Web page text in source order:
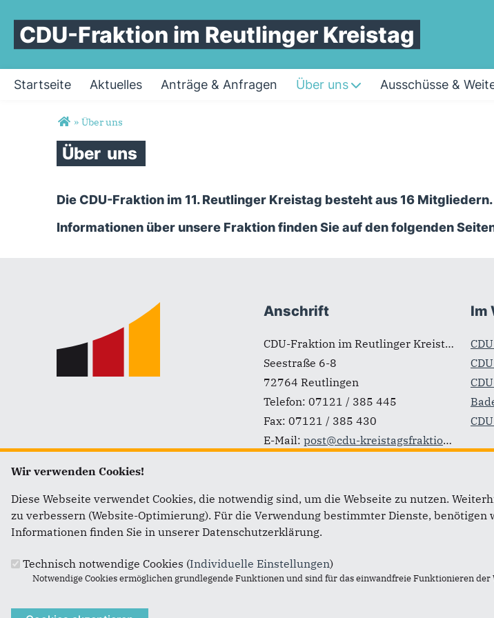
CDU-Fraktion im Reutlinger Kreistag
Startseite Aktuelles Anträge & Anfragen Über uns Ausschüsse &
Sie sind hier
» Über uns
Über uns
Die CDU-Fraktion im 11. Reutlinger Kreistag besteht aus 16 Mitgliedern.
Informationen über unsere Fraktion finden Sie auf den folgenden
Fußbereich Anschrift
CDU-Fraktion im Reutlinger Kreistag
Seestraße 6-8
72764 Reutlingen
Telefon: 07121 / 385 445
Fax: 07121 / 385 430
E-Mail: post@cdu-kreistagsfraktion-rt.de
Im
Wir verwenden Cookies!
Diese Webseite verwendet Cookies, die notwendig sind, um die Webseite zu nutzen.
zu verbessern (Website-Optimierung). Für die Verwendung bestimmter Dienste,
Informationen finden Sie in unserer Datenschutzerklärung.
Technisch notwendige Cookies (Individuelle Einstellungen)
Notwendige Cookies ermöglichen grundlegende Funktionen und sind für das einwandfreie Funktionieren der